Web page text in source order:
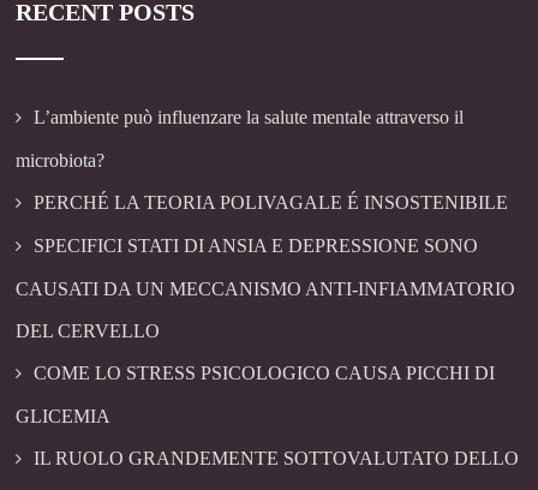
RECENT POSTS
L’ambiente può influenzare la salute mentale attraverso il
microbiota?
PERCHÉ LA TEORIA POLIVAGALE É INSOSTENIBILE
SPECIFICI STATI DI ANSIA E DEPRESSIONE SONO
CAUSATI DA UN MECCANISMO ANTI-INFIAMMATORIO
DEL CERVELLO
COME LO STRESS PSICOLOGICO CAUSA PICCHI DI
GLICEMIA
IL RUOLO GRANDEMENTE SOTTOVALUTATO DELLO